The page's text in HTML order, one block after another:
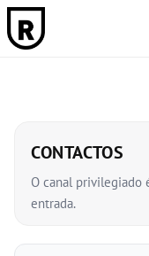
CONTACTOS
O canal privilegiado
entrada.